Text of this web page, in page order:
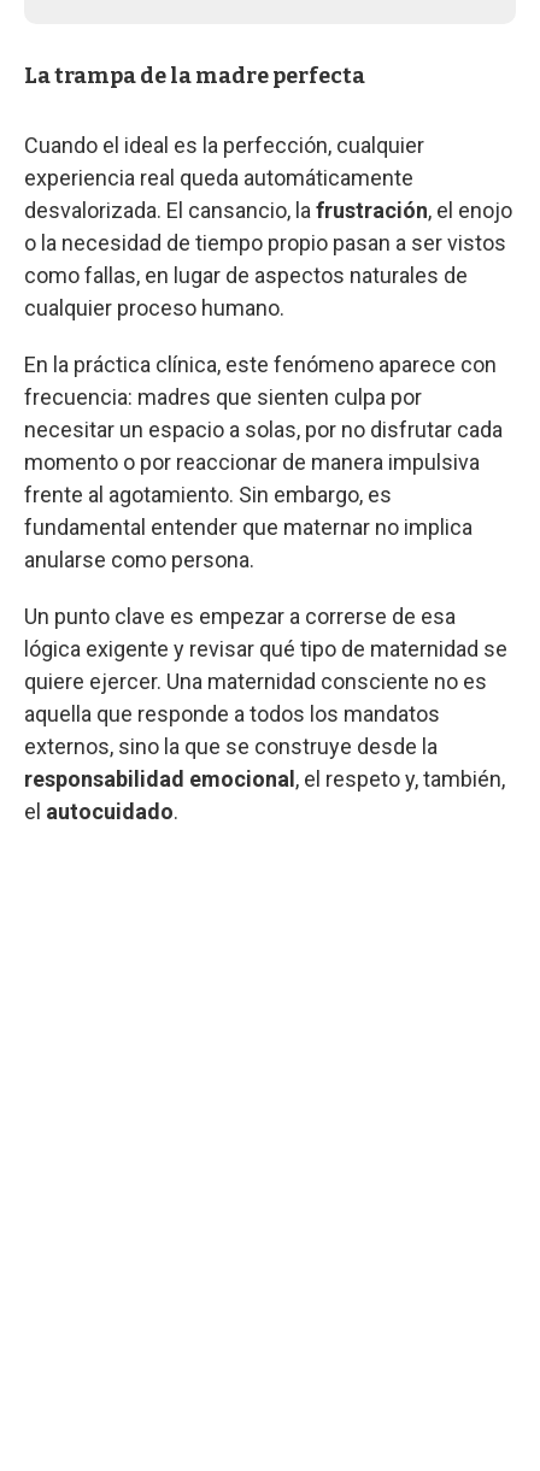
La trampa de la madre perfecta
Cuando el ideal es la perfección, cualquier
experiencia real queda automáticamente
desvalorizada. El cansancio, la frustración, el enojo
o la necesidad de tiempo propio pasan a ser vistos
como fallas, en lugar de aspectos naturales de
cualquier proceso humano.
En la práctica clínica, este fenómeno aparece con
frecuencia: madres que sienten culpa por
necesitar un espacio a solas, por no disfrutar cada
momento o por reaccionar de manera impulsiva
frente al agotamiento. Sin embargo, es
fundamental entender que maternar no implica
anularse como persona.
Un punto clave es empezar a correrse de esa
lógica exigente y revisar qué tipo de maternidad se
quiere ejercer. Una maternidad consciente no es
aquella que responde a todos los mandatos
externos, sino la que se construye desde la
responsabilidad emocional , el respeto y, también,
el autocuidado.